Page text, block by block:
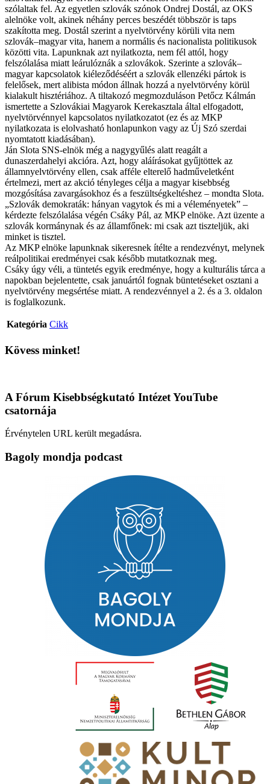
szólaltak fel. Az egyetlen szlovák szónok Ondrej Dostál, az OKS
alelnöke volt, akinek néhány perces beszédét többször is taps
szakította meg. Dostál szerint a nyelvtörvény körüli vita nem
szlovák–magyar vita, hanem a normális és nacionalista politikusok
közötti vita. Lapunknak azt nyilatkozta, nem fél attól, hogy
felszólalása miatt leárulóznák a szlovákok. Szerinte a szlovák–
magyar kapcsolatok kiéleződéséért a szlovák ellenzéki pártok is
felelősek, mert alibista módon állnak hozzá a nyelvtörvény körül
kialakult hisztériához. A tiltakozó megmozduláson Petőcz Kálmán
ismertette a Szlovákiai Magyarok Kerekasztala által elfogadott,
nyelvtörvénnyel kapcsolatos nyilatkozatot (ez és az MKP
nyilatkozata is elolvasható honlapunkon vagy az Új Szó szerdai
nyomtatott kiadásában).
Ján Slota SNS-elnök még a nagygyűlés alatt reagált a
dunaszerdahelyi akcióra. Azt, hogy aláírásokat gyűjtöttek az
államnyelvtörvény ellen, csak afféle elterelő hadműveletként
értelmezi, mert az akció tényleges célja a magyar kisebbség
mozgósítása zavargásokhoz és a feszültségkeltéshez – mondta Slota.
„Szlovák demokraták: hányan vagytok és mi a véleményetek” –
kérdezte felszólalása végén Csáky Pál, az MKP elnöke. Azt üzente a
szlovák kormánynak és az államfőnek: mi csak azt tiszteljük, aki
minket is tisztel.
Az MKP elnöke lapunknak sikeresnek ítélte a rendezvényt, melynek
reálpolitikai eredményei csak később mutatkoznak meg.
Csáky úgy véli, a tüntetés egyik eredménye, hogy a kulturális tárca a
napokban bejelentette, csak januártól fognak büntetéseket osztani a
nyelvtörvény megsértése miatt. A rendezvénnyel a 2. és a 3. oldalon
is foglalkozunk.
Kategória Cikk
Kövess minket!
A Fórum Kisebbségkutató Intézet YouTube
csatornája
Érvénytelen URL került megadásra.
Bagoly mondja podcast